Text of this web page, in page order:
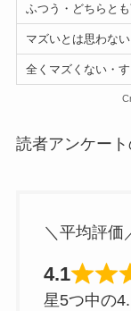
ふつう・どちらと
マズいとは思わない
全くマズくない・
読者アンケート
＼平均評価
4.1
星5つ中の